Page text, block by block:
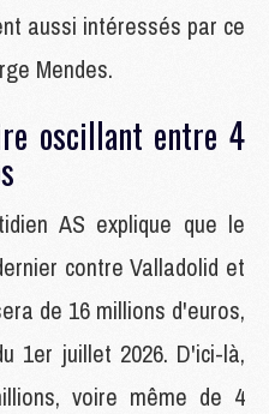
aussi intéressés par ce
Mendes.
oscillant entre 4
AS explique que le
contre Valladolid et
de 16 millions d'euros,
1er juillet 2026. D'ici-là,
voire même de 4